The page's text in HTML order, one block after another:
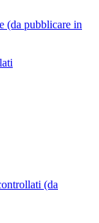
(da pubblicare in
(da